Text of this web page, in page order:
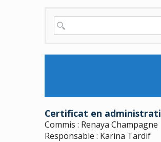
Certificat en
Commis : Renaya Champagne
Responsable : Karina Tardif